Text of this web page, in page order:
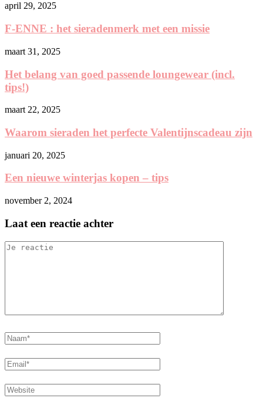
april 29, 2025
F-ENNE : het sieradenmerk met een missie
maart 31, 2025
Het belang van goed passende loungewear (incl.
tips!)
maart 22, 2025
Waarom sieraden het perfecte Valentijnscadeau zijn
januari 20, 2025
Een nieuwe winterjas kopen – tips
november 2, 2024
Laat een reactie achter